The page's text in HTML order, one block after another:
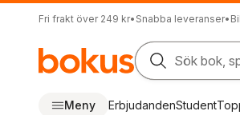
Fri frakt över 249 kr• Snabba leveranser•
Sök bok,
Meny ErbjudandenStudent